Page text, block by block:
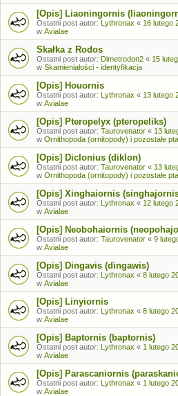
[Opis] Liaoningornis
Ostatni post autor: Lythronax « 16 lutego
w Avialae
Skałka z Rodos
Ostatni post autor: Dimetrodon2 « 15
w Skamieniałości - identyfikacja
[Opis] Houornis
Ostatni post autor: Lythronax « 13 lutego
w Avialae
[Opis] Pteropelyx (pteropeliks)
Ostatni post autor: Taurovenator « 13
w Ornithopoda (ornitopody) i pozostałe
[Opis] Diclonius (diklon)
Ostatni post autor: Taurovenator « 13
w Ornithopoda (ornitopody) i pozostałe
[Opis] Xinghaiornis
Ostatni post autor: Lythronax « 12 lutego
w Avialae
[Opis] Neobohaiornis
Ostatni post autor: Taurovenator « 9
w Avialae
[Opis] Dingavis (dingawis)
Ostatni post autor: Lythronax « 8 lutego
w Avialae
[Opis] Linyiornis
Ostatni post autor: Lythronax « 8 lutego
w Avialae
[Opis] Baptornis (baptornis)
Ostatni post autor: Lythronax « 1 lutego
w Avialae
[Opis] Parascaniornis
Ostatni post autor: Lythronax « 1 lutego
w Avialae